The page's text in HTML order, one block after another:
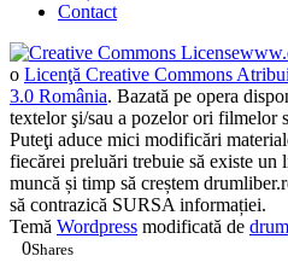
Contact
o Licenţă Creative Commons
3.0 România. Bazată pe opera
textelor şi/sau a pozelor ori filmelor
Puteţi aduce mici modificări
fiecărei preluări trebuie să existe un
muncă și timp să creștem
să contrazică SURSA informației.
Temă Wordpress modificată de
0Shares